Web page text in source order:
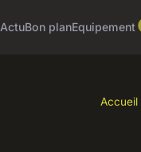
ActuBon planEquipement
Accueil